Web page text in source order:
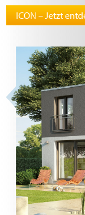
ICON – Jetzt